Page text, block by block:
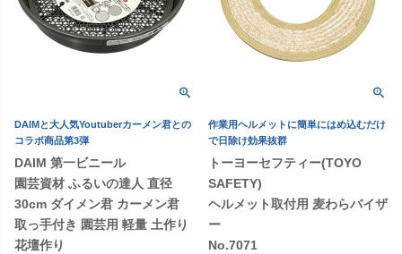
DAIMと大人気Youtuberカーメン君との
コラボ商品第3弾
DAIM 第一ビニール
園芸資材 ふるいの達人 直径
30cm ダイメン君 カーメン君
取っ手付き 園芸用 軽量 土作り
花壇作り
作業用ヘルメットに簡単にはめ込むだけ
で日除け効果抜群
トーヨーセフティー(TOYO
SAFETY)
ヘルメット取付用 麦わらバイザ
ー
No.7071